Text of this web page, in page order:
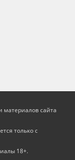
материалов сайта
только с
18+.